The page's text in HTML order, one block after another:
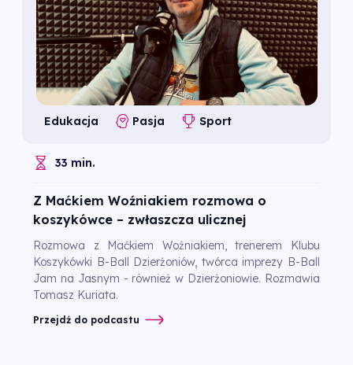
Edukacja Pasja Sport
33 min.
Z Maćkiem Woźniakiem rozmowa o
koszykówce – zwłaszcza ulicznej
Rozmowa z Maćkiem Woźniakiem, trenerem Klubu
Koszykówki B-Ball Dzierżoniów, twórca imprezy B-Ball
Jam na Jasnym - również w Dzierżoniowie. Rozmawia
Tomasz Kuriata.
Przejdź do podcastu